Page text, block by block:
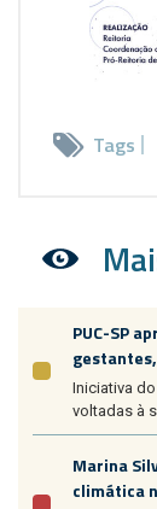
Tags
PUC-SP
Iniciativa
voltadas à
Marina
climática